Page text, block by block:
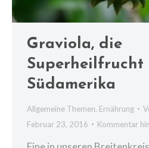
Graviola, die
Superheilfrucht
Südamerika
Allgemeine Themen, Ernährung
Februar 23, 2016
Kommentar